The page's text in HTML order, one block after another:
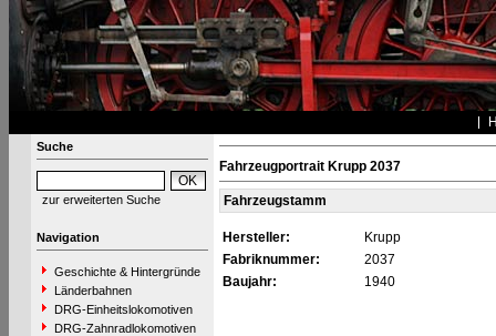
Suche
zur erweiterten Suche
Navigation
Geschichte & Hintergründe
Länderbahnen
DRG-Einheitslokomotiven
DRG-Zahnradlokomotiven
Fahrzeugportrait Krupp 2037
Fahrzeugstamm
Hersteller:
Krupp
Fabriknummer:
2037
Baujahr:
1940